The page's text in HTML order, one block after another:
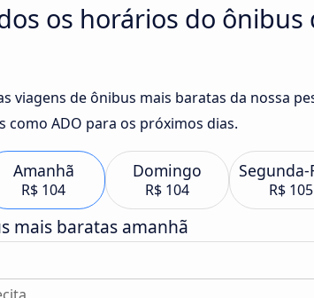
os horários do ônibus
viagens de ônibus mais baratas da nossa
como ADO para os próximos dias.
Amanhã
R$ 104
Domingo
R$ 104
Segunda-
R$ 105
mais baratas amanhã